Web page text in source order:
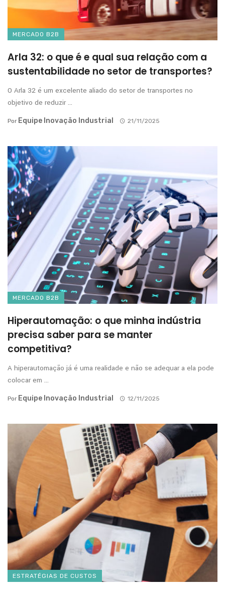
MERCADO B2B
Arla 32: o que é e qual sua relação com a
sustentabilidade no setor de transportes?
O Arla 32 é um excelente aliado do setor de transportes no
objetivo de reduzir ...
Por Equipe Inovação Industrial 21/11/2025
MERCADO B2B
Hiperautomação: o que minha indústria
precisa saber para se manter
competitiva?
A hiperautomação já é uma realidade e não se adequar a ela pode
colocar em ...
Por Equipe Inovação Industrial 12/11/2025
ESTRATÉGIAS DE CUSTOS